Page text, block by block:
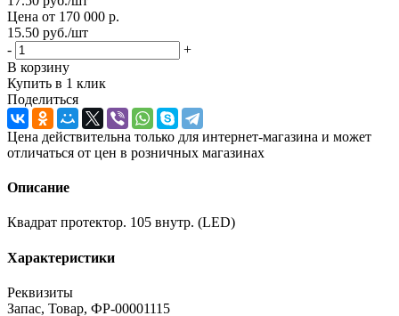
Цена от 170 000 р.
15.50 руб./шт
-
+
В корзину
Купить в 1 клик
Поделиться
Цена действительна только для интернет-магазина и может
отличаться от цен в розничных магазинах
Описание
Квадрат протектор. 105 внутр. (LED)
Характеристики
Реквизиты
Запас, Товар, ФР-00001115